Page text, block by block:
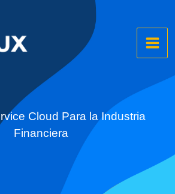
Cloud Para la Industria
Financiera